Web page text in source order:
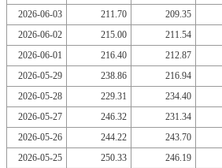
2026-06-03
211.70
209.35
2026-06-02
215.00
211.54
2026-06-01
216.40
212.87
2026-05-29
238.86
216.94
2026-05-28
229.31
234.40
2026-05-27
246.32
231.34
2026-05-26
244.22
243.70
2026-05-25
250.33
246.19